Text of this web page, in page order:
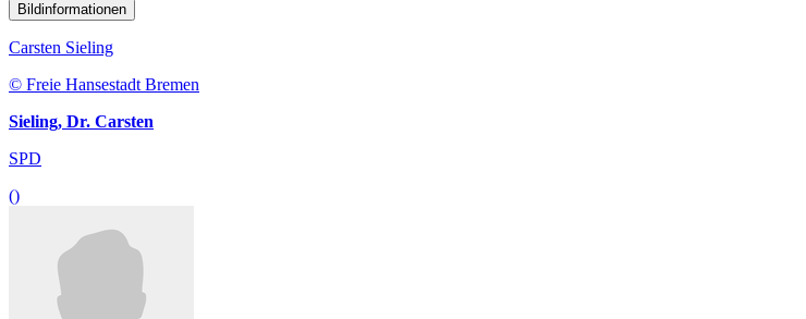
Bildinformationen
Carsten Sieling
© Freie Hansestadt Bremen
Sieling, Dr. Carsten
SPD
()